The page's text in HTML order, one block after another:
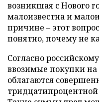
возникшая с Нового
малоизвестна и
причине – этот
понятно, почему не
Согласно
ввозимые покупки
облагаются